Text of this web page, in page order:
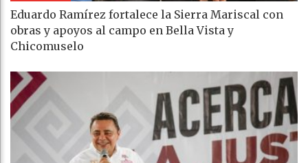
Eduardo Ramírez fortalece la Sierra Mariscal con
obras y apoyos al campo en Bella Vista y
Chicomuselo